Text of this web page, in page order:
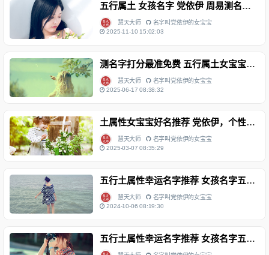
五行属土 女孩名字 党依伊 周易测名字打分
慧天大师
名字叫党依伊的女宝宝
2025-11-10 15:02:03
测名字打分最准免费 五行属土女宝宝名字解析 党依伊
慧天大师
名字叫党依伊的女宝宝
2025-06-17 08:38:32
土属性女宝宝好名推荐 党依伊，个性命运分析 宝宝姓名测试打分
慧天大师
名字叫党依伊的女宝宝
2025-03-07 08:35:29
五行土属性幸运名字推荐 女孩名字五格分析 党依伊 生辰八字起名网
慧天大师
名字叫党依伊的女宝宝
2024-10-06 08:19:30
五行土属性幸运名字推荐 女孩名字五格分析 党依伊 生辰八字查询